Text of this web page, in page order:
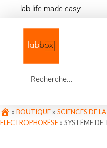
lab life made easy
» BOUTIQUE » SCIENCES DE
ELECTROPHORÈSE » SYSTÈME DE